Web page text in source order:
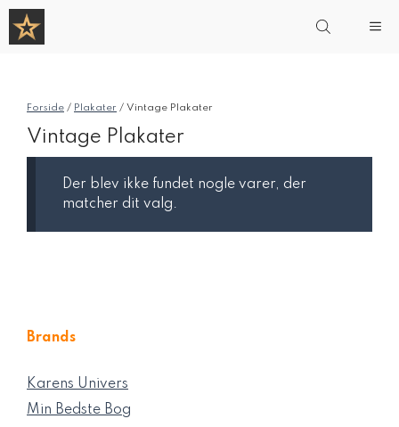
Hop
indhold
Forside / Plakater / Vintage Plakater
Vintage Plakater
Der blev ikke fundet nogle varer, der
matcher dit valg.
Brands
Karens Univers
Min Bedste Bog